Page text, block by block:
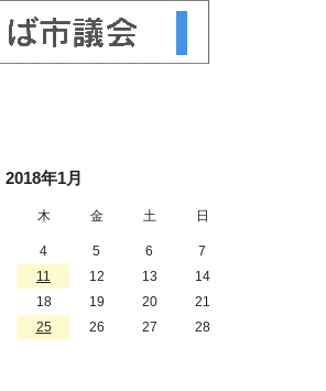
2018年1月
木 金 土 日
4 5 6
7
11 12 13
14
18 19 20
21
25 26 27
28